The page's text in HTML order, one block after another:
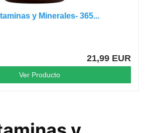
y Minerales- 365...
21,99 EUR
Ver Producto